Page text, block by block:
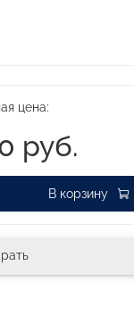
цена:
руб.
В корзину